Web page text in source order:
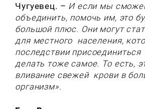
Чугуевец. – И если мы
объединить, помочь им, это
большой плюс. Они могут
для местного населения,
последствии присоединиться
делать тоже самое. То есть,
вливание свежей крови в
организм».